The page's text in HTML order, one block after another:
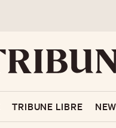
TRIBUNE LIBRE